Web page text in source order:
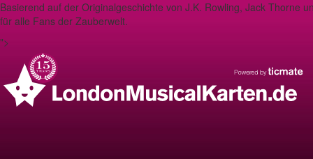
Basierend auf der Originalgeschichte von J.K. Rowling, Jack Thorne
für alle Fans der Zauberwelt.
">